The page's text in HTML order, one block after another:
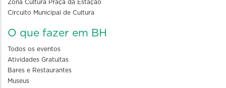
Zona Cultura Praça da Estação
Circuito Municipal de Cultura
O que fazer em BH
Todos os eventos
Atividades Gratuitas
Bares e Restaurantes
Museus